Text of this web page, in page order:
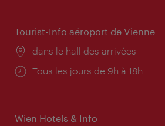
Tourist-Info aéroport de Vienne
Lieu:
dans le hall des arrivées
Horaires
Tous les jours de 9h à 18h
Wien Hotels & Info